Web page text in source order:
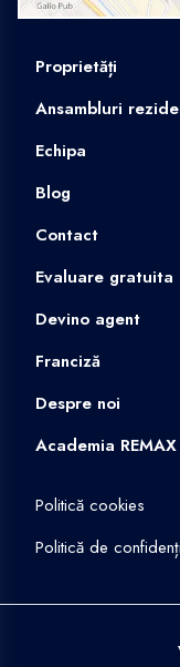
Proprietăți
Ansambluri
Echipa
Blog
Contact
Evaluare gratuita
Devino agent
Franciză
Despre noi
Academia REMAX
Politică cookies
Politică de